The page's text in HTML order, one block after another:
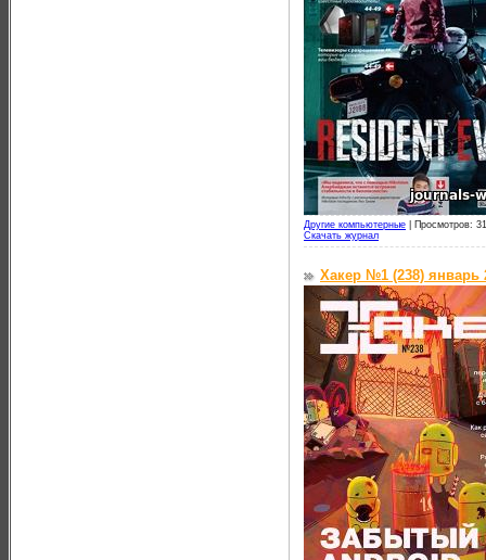
Другие компьютерные
Просмотров:
Скачать журнал
Хакер №1 (238) январь